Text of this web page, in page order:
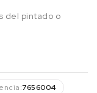
del pintado o
7656004